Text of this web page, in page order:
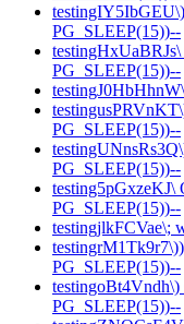
PG_SLEEP(15))--
PG_SLEEP(15))--
PG_SLEEP(15))--
PG_SLEEP(15))--
PG_SLEEP(15))--
testingjlkFCVae\;
PG_SLEEP(15))--
PG_SLEEP(15))--